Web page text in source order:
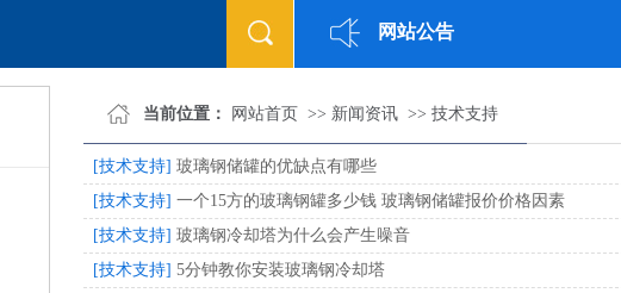
网站公告
网站已正式上线[2018-05-23]
当前位置： 网站首页 >> 新闻资讯 >> 技术支持
[技术支持] 玻璃钢储罐的优缺点有哪些
[技术支持] 一个15方的玻璃钢罐多少钱 玻璃钢储罐报价价格因素
[技术支持] 玻璃钢冷却塔为什么会产生噪音
[技术支持] 5分钟教你安装玻璃钢冷却塔